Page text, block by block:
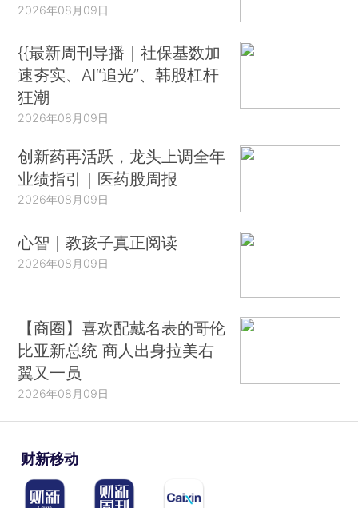
2026年08月09日
{{最新周刊导播｜社保基数加
速夯实、AI“追光”、韩股杠杆
狂潮
2026年08月09日
创新药再活跃，龙头上调全年
业绩指引｜医药股周报
2026年08月09日
心智｜教孩子真正阅读
2026年08月09日
【商圈】喜欢配戴名表的哥伦
比亚新总统 商人出身拉美右
翼又一员
2026年08月09日
财新移动